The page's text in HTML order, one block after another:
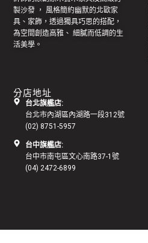
製沙發 ， 風格簡約幽默的北歐家
具 、家飾，透過獨具巧思的搭配，
為空間創造高雅、 細膩而低調的生
活美學。
分店地址
台北旗艦店:
台北市內湖區內湖路一段312號
(02) 8751-5957
台中旗艦店:
台中市南屯區文心南路37-1號
(04) 2472-6899